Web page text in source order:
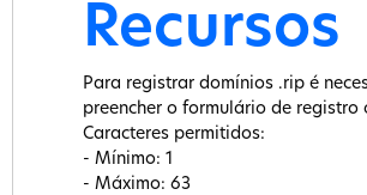
Recursos
Para registrar domínios .rip é
preencher o formulário de registro
Caracteres permitidos:
- Mínimo: 1
- Máximo: 63